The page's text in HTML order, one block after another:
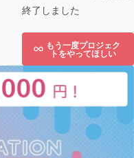
終了しました
もう一度プロジェク
トをやってほしい